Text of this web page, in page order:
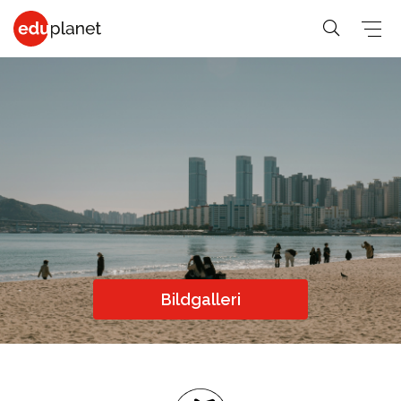
Business,
Human
Resources
Fashion,
Design, Art,
Architecture
Veterinär,
PreMed
Psychology,
Sociology
Social
Allmänna &
Student
Språkresor
för 30+
Språkresor
för 50+
På vår
världsledande
PreMed-kurs
sitter du
uppkopplad
via datorn
med din
Bildgalleri